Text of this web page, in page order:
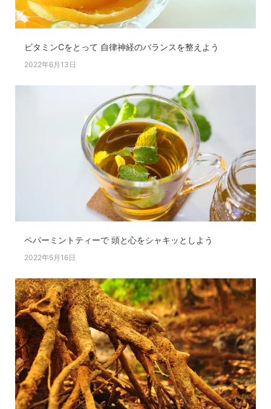
ビタミンCをとって 自律神経のバランスを整えよう
2022年6月13日
ペパーミントティーで 頭と心をシャキッとしよう
2022年5月16日